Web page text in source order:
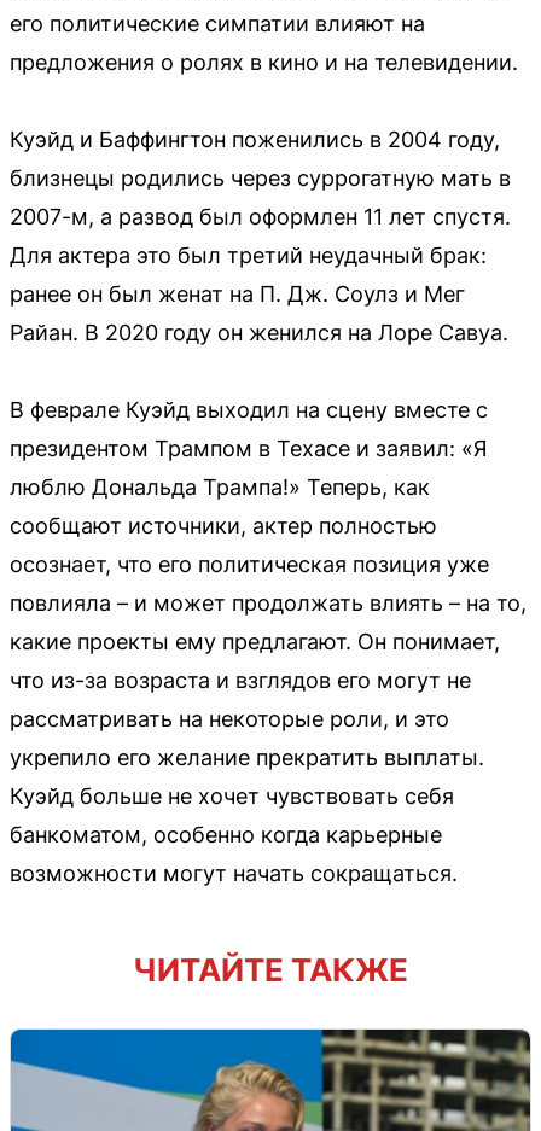
его политические симпатии влияют на
предложения о ролях в кино и на телевидении.
Куэйд и Баффингтон поженились в 2004 году,
близнецы родились через суррогатную мать в
2007-м, а развод был оформлен 11 лет спустя.
Для актера это был третий неудачный брак:
ранее он был женат на П. Дж. Соулз и Мег
Райан. В 2020 году он женился на Лоре Савуа.
В феврале Куэйд выходил на сцену вместе с
президентом Трампом в Техасе и заявил: «Я
люблю Дональда Трампа!» Теперь, как
сообщают источники, актер полностью
осознает, что его политическая позиция уже
повлияла – и может продолжать влиять – на то,
какие проекты ему предлагают. Он понимает,
что из-за возраста и взглядов его могут не
рассматривать на некоторые роли, и это
укрепило его желание прекратить выплаты.
Куэйд больше не хочет чувствовать себя
банкоматом, особенно когда карьерные
возможности могут начать сокращаться.
ЧИТАЙТЕ ТАКЖЕ